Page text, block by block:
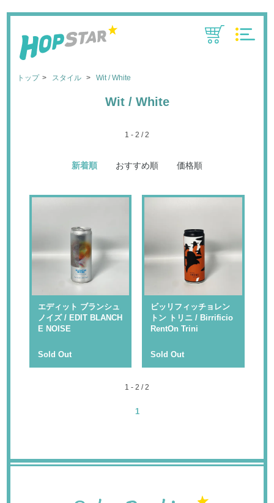
トップ スタイル Wit / White
Wit / White
1 - 2 / 2
新着順 おすすめ順 価格順
エディット ブランシュ
ノイズ / EDIT BLANCH
E NOISE
Sold Out
ビッリフィッチョレン
トン トリニ / Birrificio
RentOn Trini
Sold Out
1 - 2 / 2
1